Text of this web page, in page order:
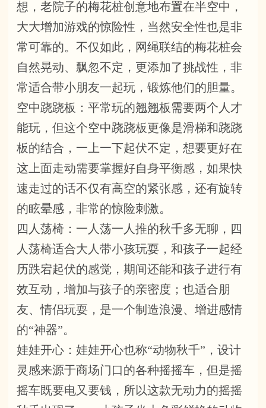
想，老院子的梅花桩创意地布置在半空中，
大大增加游戏的惊险性，当然安全性也是非
常可靠的。不仅如此，网绳联结的梅花桩会
自然晃动、飘忽不定，更添加了挑战性，非
常适合带小朋友一起玩，锻炼他们的胆量。
空中跷跷板：平常玩的翘翘板需要两个人才
能玩，但这个空中跷跷板更像是滑梯和跷跷
板的结合，一上一下起伏不定，想要更好在
这上面走动需要掌握好自身平衡感，如果快
速走过的话不仅有高空的紧张感，还有旋转
的眩晕感，非常的惊险刺激。
四人荡椅：一人荡一人推的秋千多无聊，四
人荡椅适合大人带小孩玩耍，和孩子一起经
历跌宕起伏的感觉，期间还能和孩子进行有
效互动，增加与孩子的亲密度；也适合朋
友、情侣玩耍，是一个制造浪漫、增进感情
的“神器”。
娃娃开心：娃娃开心也称“动物秋千”，设计
灵感来源于商场门口的各种摇摇车，但是摇
摇车既要电又要钱，所以这款无动力的摇摇